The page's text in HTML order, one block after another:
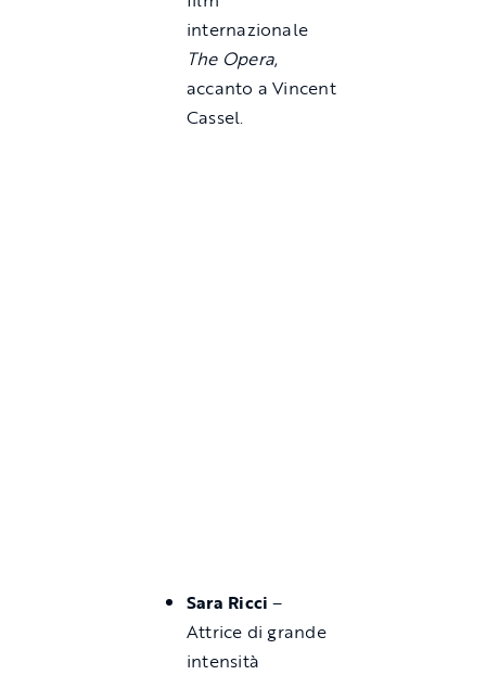
internazionale
The Opera,
accanto a Vincent
Cassel.
Sara Ricci –
Attrice di grande
intensità